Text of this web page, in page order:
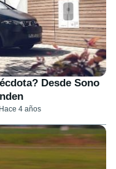
Desde Sono
Hace 4 años